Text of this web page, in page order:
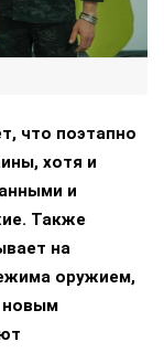
что поэтапно
хотя и
и
Также
на
оружием,
новым